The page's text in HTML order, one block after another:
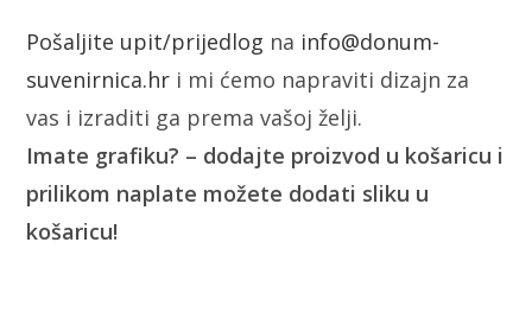
Pošaljite upit/prijedlog na info@donum-
suvenirnica.hr i mi ćemo napraviti dizajn za
vas i izraditi ga prema vašoj želji.
Imate grafiku? – dodajte proizvod u košaricu i
prilikom naplate možete dodati sliku u
košaricu!